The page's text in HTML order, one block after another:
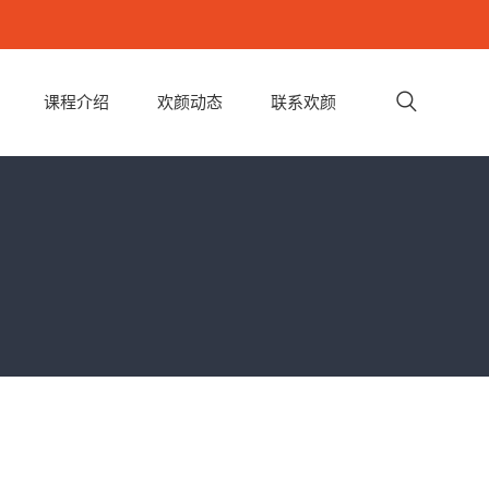
课程介绍 欢颜动态 联系欢颜